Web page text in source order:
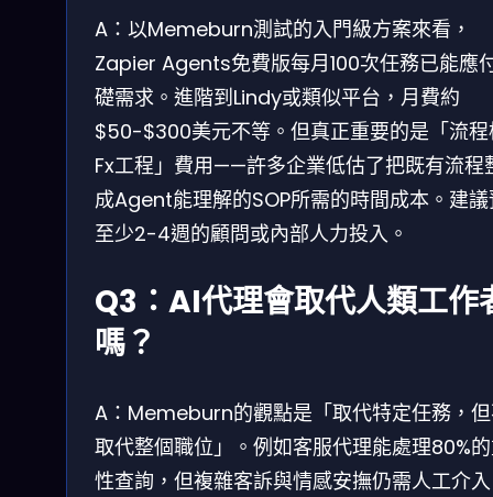
A：以Memeburn測試的入門級方案來看，
Zapier Agents免費版每月100次任務已能應
礎需求。進階到Lindy或類似平台，月費約
$50-$300美元不等。但真正重要的是「流程
Fx工程」費用——許多企業低估了把既有流程
成Agent能理解的SOP所需的時間成本。建
至少2-4週的顧問或內部人力投入。
Q3：AI代理會取代人類工作
嗎？
A：Memeburn的觀點是「取代特定任務，
取代整個職位」。例如客服代理能處理80%
性查詢，但複雜客訴與情感安撫仍需人工介